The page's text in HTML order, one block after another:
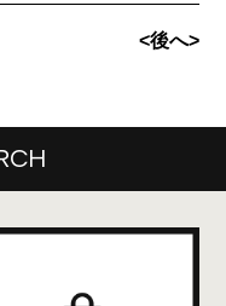
<後へ>